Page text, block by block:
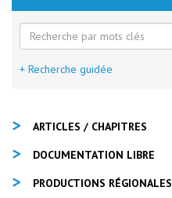
+ Recherche guidée
ARTICLES / CHAPITRES
DOCUMENTATION LIBRE
PRODUCTIONS RÉGIONALES